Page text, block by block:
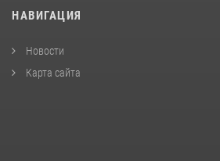
НАВИГАЦИЯ
Новости
Карта сайта